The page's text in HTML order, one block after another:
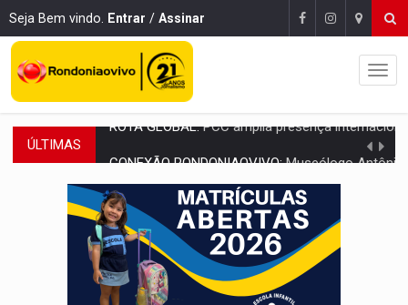
Seja Bem vindo. Entrar / Assinar
ÚLTIMAS Museólogo Antônio Ocampo conduz a história de
EXTENSÃO DE DANOS:Ferroviários pedem ao Iphan recuperação de área
VARIANDO O CARDÁPIO:Veja essa receita de carne assada para o
PREJUÍZO AOS ESTUDANTES:Greve dos professores em PVH é
POSSESSÃO DE DEBORAH LOGAN: